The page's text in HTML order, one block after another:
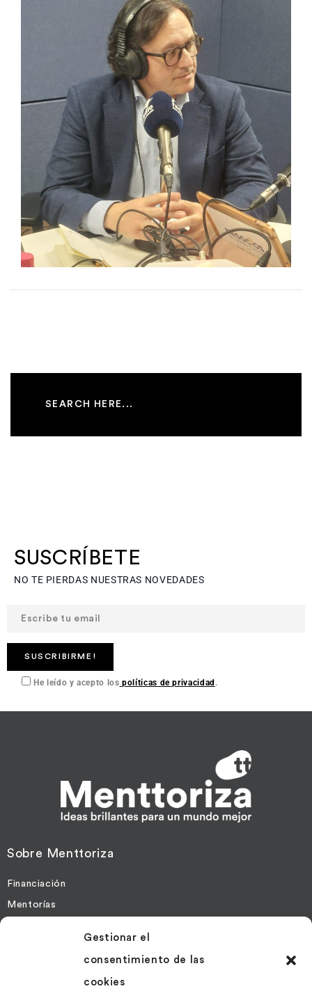
Gestionar el
consentimiento de las
cookies
SUSCRÍBETE
NO TE PIERDAS NUESTRAS NOVEDADES
He leído y acepto los políticas de privacidad.
Sobre Menttoriza
Financiación
Mentorías